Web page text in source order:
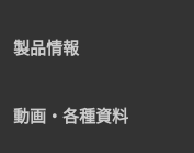
製品情報
動画・各種資料